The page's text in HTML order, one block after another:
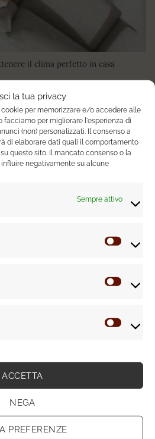
la tua privacy
per memorizzare e/o accedere alle
facciamo per migliorare l'esperienza di
(non) personalizzati. Il consenso a
di elaborare dati quali il comportamento
questo sito. Il mancato consenso o la
negativamente su alcune
Sempre attivo
ACCETTA
NEGA
PREFERENZE
il clima perfetto in casa
percepita rispetto all’ambiente
spazi dedicati allo Smart Working